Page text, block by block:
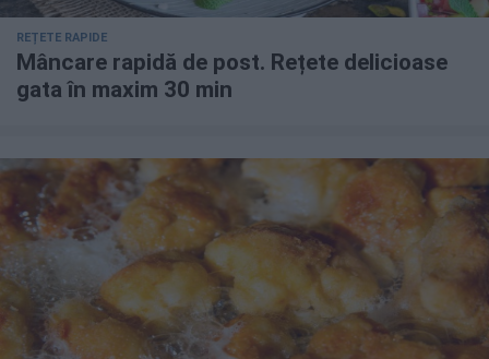
REȚETE RAPIDE
Mâncare rapidă de post. Rețete delicioase
gata în maxim 30 min